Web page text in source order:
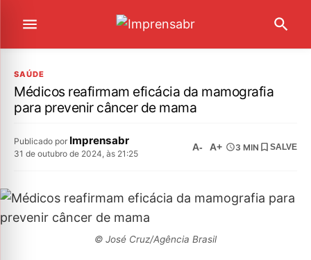
SAÚDE
Médicos reafirmam eficácia da mamografia
para prevenir câncer de mama
Publicado por Imprensabr
31 de outubro de 2024, às 21:25
A- A+ 3 MIN SALVE
© José Cruz/Agência Brasil